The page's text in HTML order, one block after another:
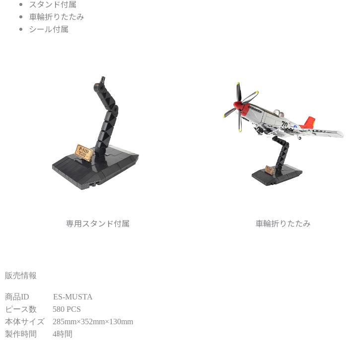
スタンド付属
車輪折りたたみ
シール付属
専用スタンド付属 車輪折りたたみ
販売情報
商品ID　　　ES-MUSTA
ピース数　　580 PCS
本体サイズ　285mm×352mm×130mm
製作時間　　4時間